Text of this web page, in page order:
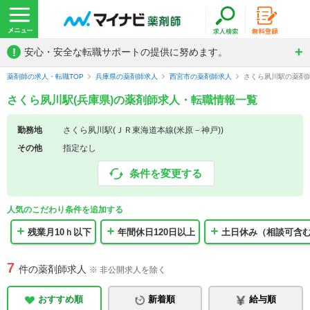
! 安心・安全な転職サポートの提供に努めます。
薬剤師の求人・転職TOP 兵庫県の薬剤師求人 西宮市の薬剤師求人 さくら夙川駅の薬剤
さくら夙川駅(兵庫県)の薬剤師求人・転職情報一覧
勤務地
さくら夙川駅(ＪＲ東海道本線(米原－神戸))
その他
指定なし
条件を変更する
人気のこだわり条件を追加する
残業月10ｈ以下 年間休日120日以上 土日休み（相談可含
7 件の薬剤師求人 ※ 非公開求人を除く
おすすめ順 新着順 給与順